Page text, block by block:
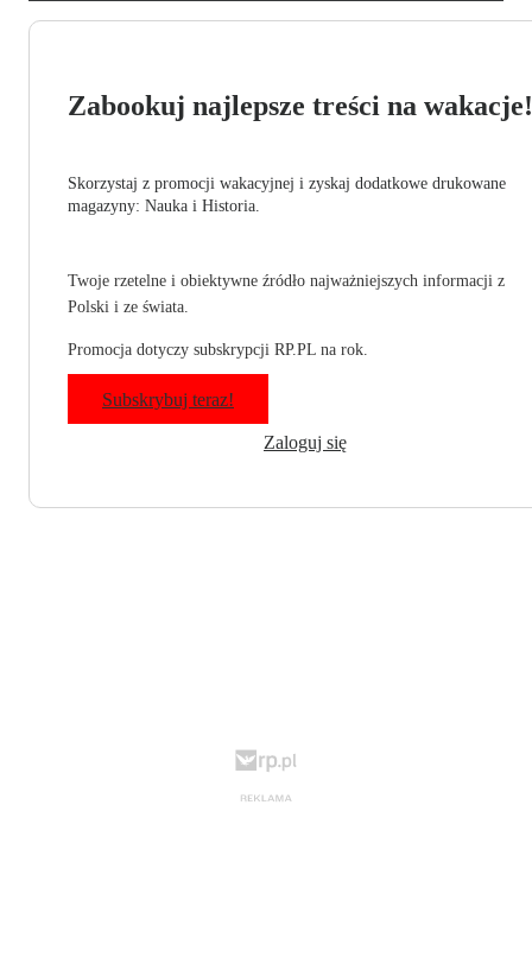
Zabookuj najlepsze treści na wakacje!
Skorzystaj z promocji wakacyjnej i zyskaj dodatkowe drukowane
magazyny: Nauka i Historia.
Twoje rzetelne i obiektywne źródło najważniejszych informacji z
Polski i ze świata.
Promocja dotyczy subskrypcji RP.PL na rok.
Subskrybuj teraz!
Zaloguj się